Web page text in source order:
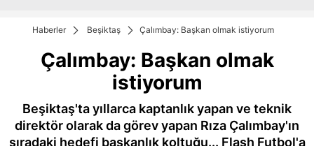
Haberler Beşiktaş Çalımbay: Başkan olmak istiyorum
Çalımbay: Başkan olmak
istiyorum
Beşiktaş'ta yıllarca kaptanlık yapan ve teknik
direktör olarak da görev yapan Rıza Çalımbay'ın
sıradaki hedefi başkanlık koltuğu... Flash Futbol'a